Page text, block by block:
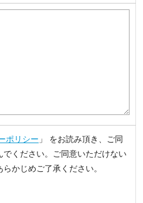
ポリシー 」 をお読み頂き、ご同
ください。ご同意いただけない
かじめご了承ください。